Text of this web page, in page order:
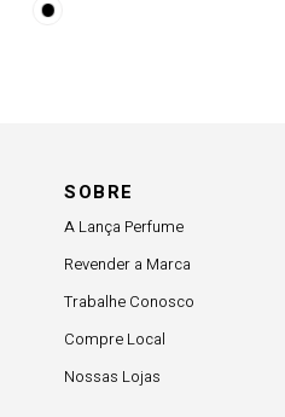
Com Renda
SOBRE
A Lança Perfume
Revender a Marca
Trabalhe Conosco
Compre Local
Nossas Lojas